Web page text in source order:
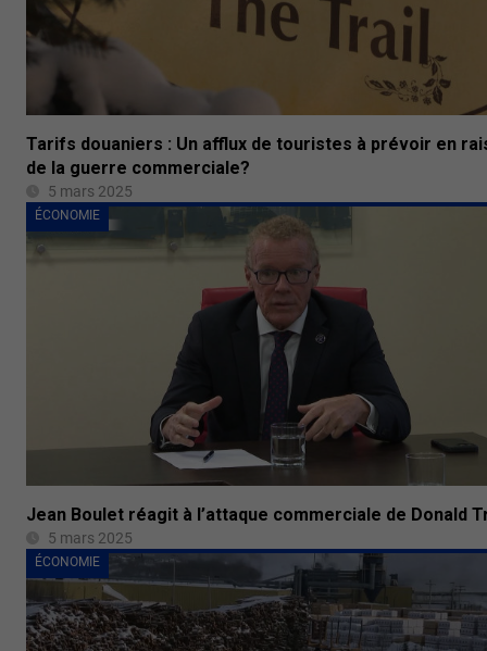
Tarifs douaniers : Un afflux de touristes à prévoir en
de la guerre commerciale?
5 mars 2025
ÉCONOMIE
Jean Boulet réagit à l’attaque commerciale de Donald
5 mars 2025
ÉCONOMIE